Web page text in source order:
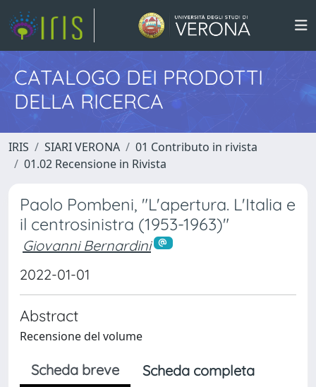
CATALOGO DEI PRODOTTI
DELLA RICERCA
IRIS SIARI VERONA
01 Contributo in rivista
01.02 Recensione in Rivista
Paolo Pombeni, "L'apertura. L'Italia e
il centrosinistra (1953-1963)"
Giovanni Bernardini
2022-01-01
Abstract
Recensione del volume
Scheda breve
Scheda completa